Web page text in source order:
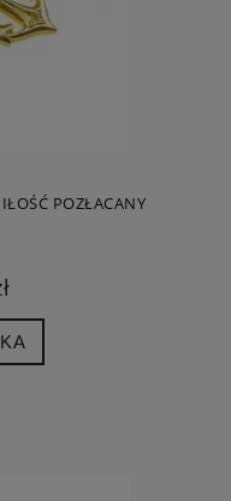
POZŁACANY